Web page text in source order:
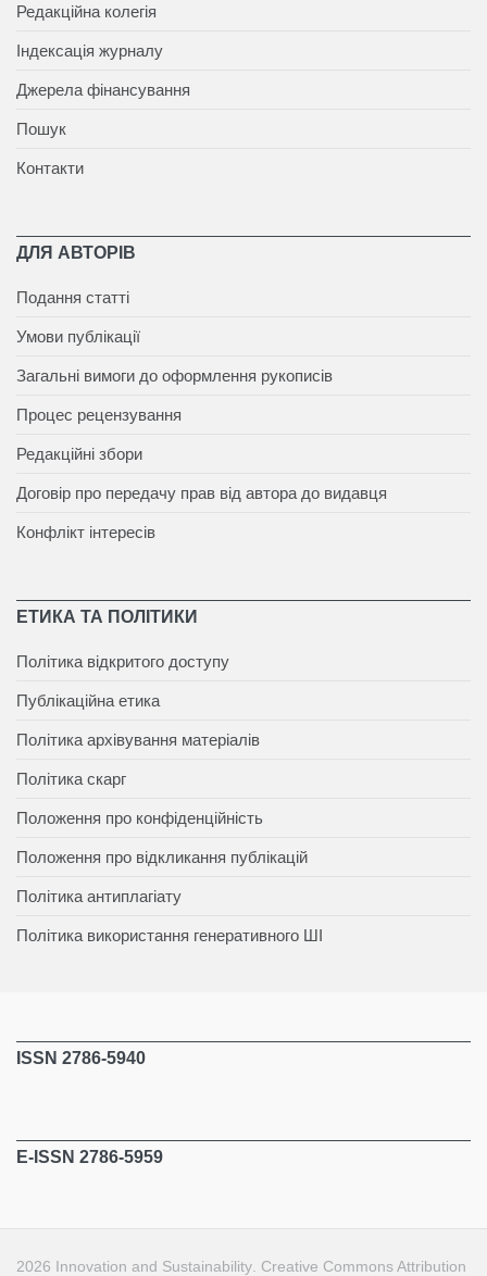
Редакційна колегія
Індексація журналу
Джерела фінансування
Пошук
Контакти
ДЛЯ АВТОРІВ
Подання статті
Умови публікації
Загальні вимоги до оформлення рукописів
Процес рецензування
Редакційні збори
Договір про передачу прав від автора до видавця
Конфлікт інтересів
ЕТИКА ТА ПОЛІТИКИ
Політика відкритого доступу
Публікаційна етика
Політика архівування матеріалів
Політика скарг
Положення про конфіденційність
Положення про відкликання публікацій
Політика антиплагіату
Політика використання генеративного ШІ
ISSN 2786-5940
E-ISSN 2786-5959
2026 Innovation and Sustainability Creative Commons Attribution